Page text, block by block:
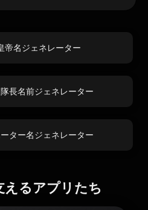
帝名ジェネレーター
長名前ジェネレーター
ター名ジェネレーター
えるアプリたち